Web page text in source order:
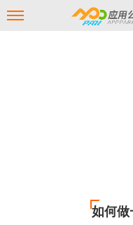
如何做